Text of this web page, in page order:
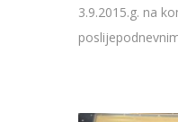
3.9.2015.g. na